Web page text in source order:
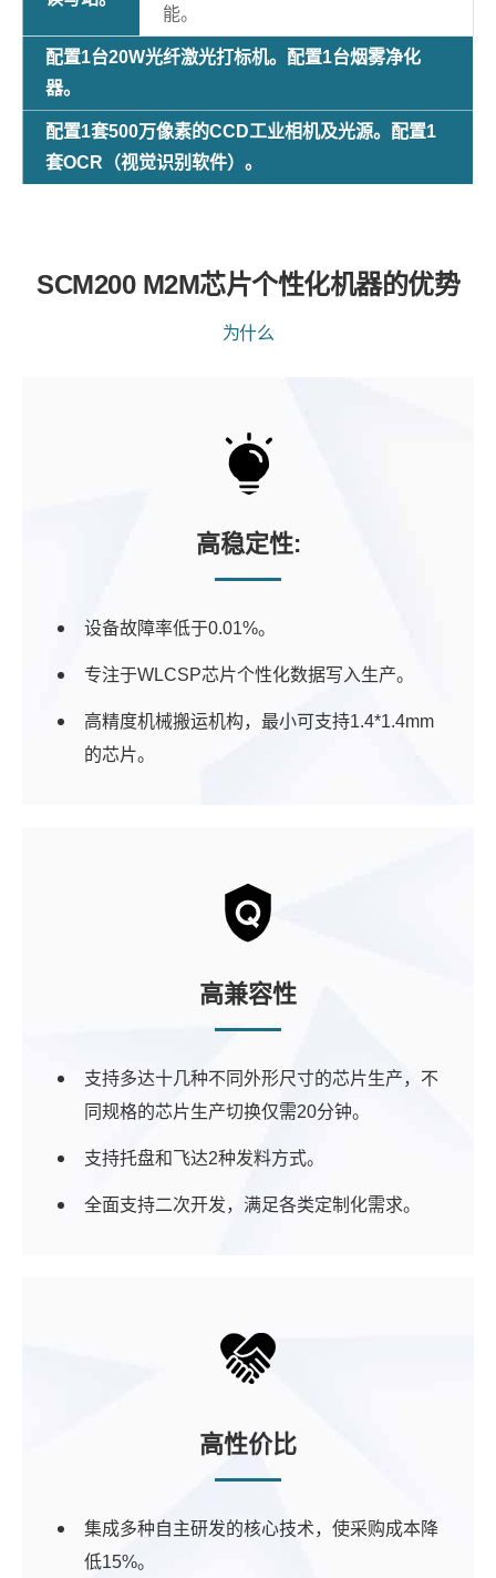
能。
配置1台20W光纤激光打标机。配置1台烟雾净化
器。
配置1套500万像素的CCD工业相机及光源。配置1
套OCR（视觉识别软件）。
SCM200 M2M芯片个性化机器的优势
为什么
高稳定性:
设备故障率低于0.01%。
专注于WLCSP芯片个性化数据写入生产。
高精度机械搬运机构，最小可支持1.4*1.4mm
的芯片。
高兼容性
支持多达十几种不同外形尺寸的芯片生产，不
同规格的芯片生产切换仅需20分钟。
支持托盘和飞达2种发料方式。
全面支持二次开发，满足各类定制化需求。
高性价比
集成多种自主研发的核心技术，使采购成本降
低15%。